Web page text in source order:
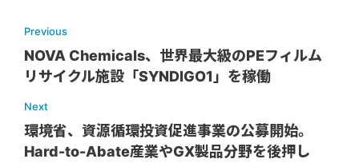
Previous
NOVA Chemicals、世界最大級のPEフィルム
リサイクル施設「SYNDIGO1」を稼働
Next
環境省、資源循環投資促進事業の公募開始。
Hard-to-Abate産業やGX製品分野を後押し